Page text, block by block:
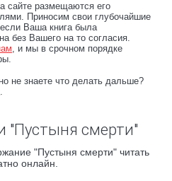
сайте размещаются его
Приносим свои глубочайшие
Ваша книга была
без Вашего на то согласия.
, и мы в срочном порядке
не знаете что делать дальше?
.
"Пустыня смерти"
"Пустыня смерти" читать
онлайн.